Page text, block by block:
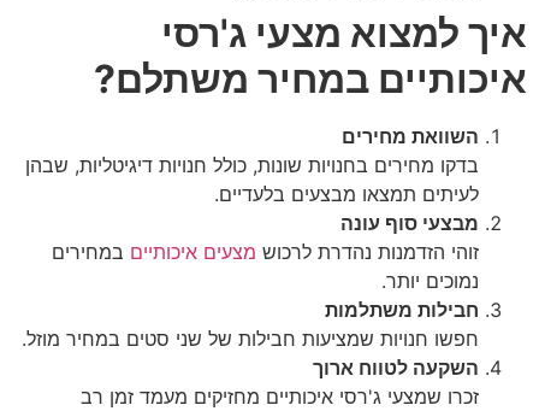
איך למצוא מצעי ג'רסי
איכותיים במחיר משתלם?
השוואת מחירים
בדקו מחירים בחנויות שונות, כולל חנויות דיגיטליות, שבהן
לעיתים תמצאו מבצעים בלעדיים.
מבצעי סוף עונה
זוהי הזדמנות נהדרת לרכוש מצעים איכותיים במחירים
נמוכים יותר.
חבילות משתלמות
חפשו חנויות שמציעות חבילות של שני סטים במחיר מוזל.
השקעה לטווח ארוך
זכרו שמצעי ג'רסי איכותיים מחזיקים מעמד זמן רב